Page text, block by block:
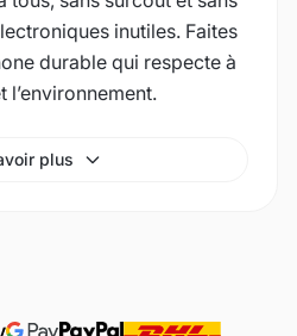
inutiles. Faites
durable qui respecte à
plus